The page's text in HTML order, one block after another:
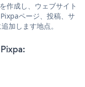
作成し、ウェブサイト
ページ、投稿、サ
加します地点。